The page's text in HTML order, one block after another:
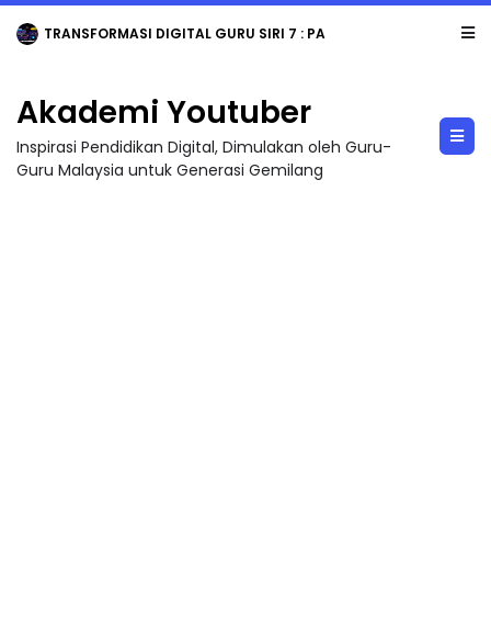
TRANSFORMASI DIGITAL GURU SIRI 7 : PAHLAWAN DIGITAL PENYELAMAT DUNIA
Akademi Youtuber
Inspirasi Pendidikan Digital, Dimulakan oleh Guru-
Guru Malaysia untuk Generasi Gemilang